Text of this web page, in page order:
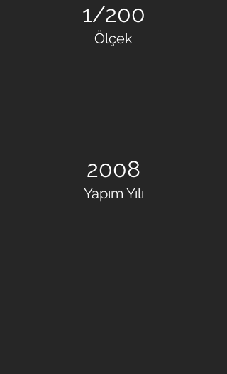
1/200
Ölçek
2008
Yapım Yılı